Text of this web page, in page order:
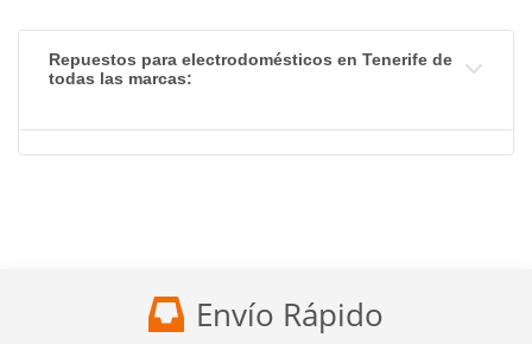
Repuestos para electrodomésticos en Tenerife de
todas las marcas:
Envío Rápido